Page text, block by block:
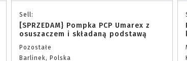
Sell:
[SPRZEDAM} Pompka PCP Umarex z
osuszaczem i składaną podstawą
Pozostałe
Barlinek, Polska